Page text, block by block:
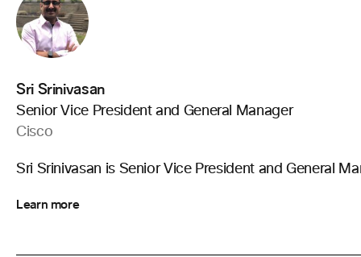
Sri Srinivasan
Senior Vice President and General Manager
Cisco
Sri Srinivasan is Senior Vice President and General
Learn more